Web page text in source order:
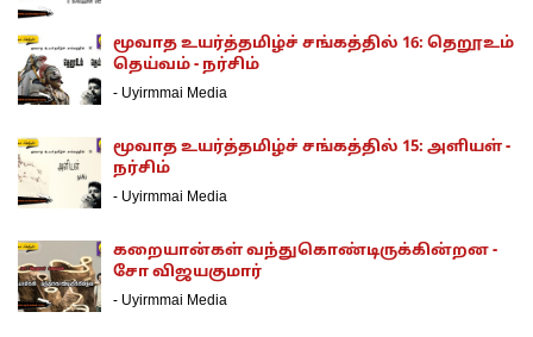
மூவாத உயர்த்தமிழ்ச் சங்கத்தில் 16: தெறூஉம்
தெய்வம் - நர்சிம்
- Uyirmmai Media
மூவாத உயர்த்தமிழ்ச் சங்கத்தில் 15: அளியள் -
நர்சிம்
- Uyirmmai Media
கறையான்கள் வந்துகொண்டிருக்கின்றன -
சோ விஜயகுமார்
- Uyirmmai Media